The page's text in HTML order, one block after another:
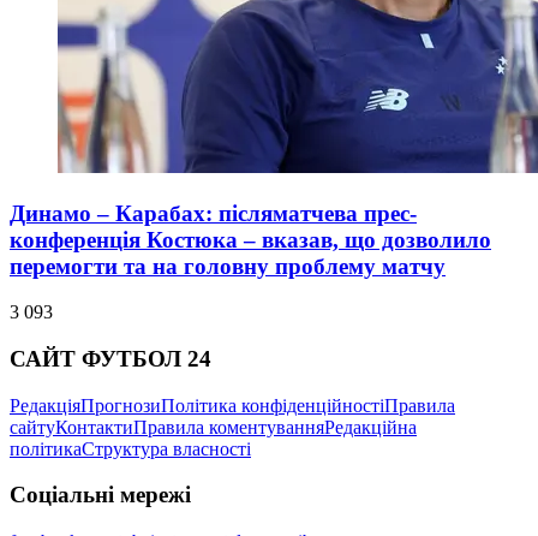
Динамо – Карабах: післяматчева прес-
конференція Костюка – вказав, що дозволило
перемогти та на головну проблему матчу
3 093
САЙТ ФУТБОЛ 24
РедакціяПрогнозиПолітика конфіденційностіПравила
сайтуКонтактиПравила коментуванняРедакційна
політикаСтруктура власності
Соціальні мережі